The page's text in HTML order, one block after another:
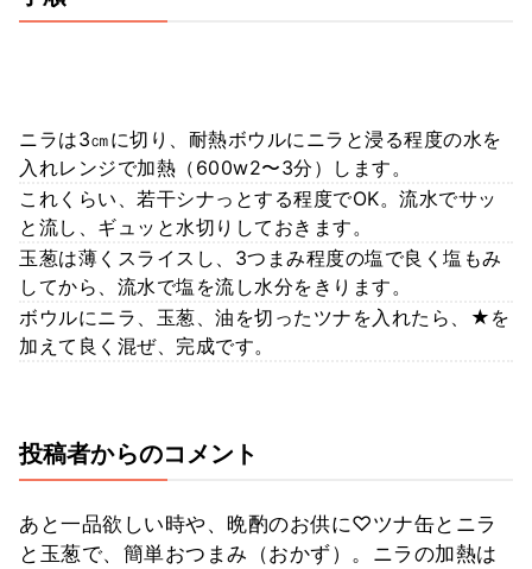
ニラは3㎝に切り、耐熱ボウルにニラと浸る程度の水を
入れレンジで加熱（600w2〜3分）します。
これくらい、若干シナっとする程度でOK。流水でサッ
と流し、ギュッと水切りしておきます。
玉葱は薄くスライスし、3つまみ程度の塩で良く塩もみ
してから、流水で塩を流し水分をきります。
ボウルにニラ、玉葱、油を切ったツナを入れたら、★を
加えて良く混ぜ、完成です。
投稿者からのコメント
あと一品欲しい時や、晩酌のお供に♡ツナ缶とニラ
と玉葱で、簡単おつまみ（おかず）。ニラの加熱は